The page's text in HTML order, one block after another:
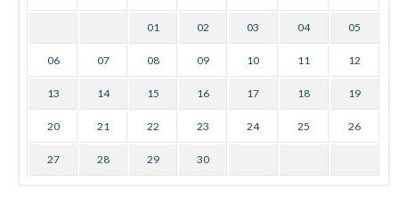
01 02 03 04 05
06 07 08 09 10 11 12
13 14 15 16 17 18 19
20 21 22 23 24 25 26
27 28 29 30